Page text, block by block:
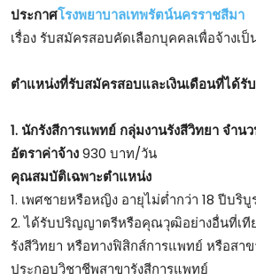
ประกาศโรงพยาบาลเทพรัตน์นครราชสีมา
เรื่อง รับสมัครสอบคัดเลือกบุคคลเพื่อจ้างเ
ตําแหน่งที่รับสมัครสอบและเงินเดือนที่ได้รับ
1. นักรังสีการแพทย์ กลุ่มงานรังสีวิทยา จำน
อัตราค่าจ้าง930 บาท/วัน
คุณสมบัติเฉพาะตำแหน่ง
1. เพศชายหรือหญิง อายุไม่ต่ำกว่า 18 ปีบ
2. ได้รับปริญญาตรีหรือคุณวุฒิอย่างอื่นที่เที
รังสีวิทยา หรือทางฟิสิกส์การแพทย์ หรือส
ประกอบวิชาชีพสาขารังสีการแพทย์